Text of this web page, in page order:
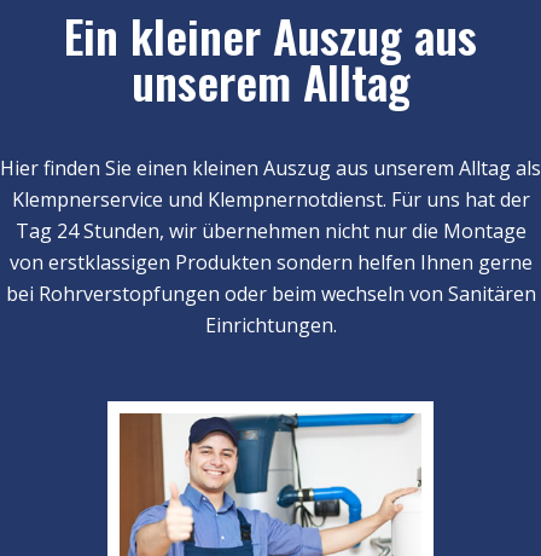
Ein kleiner Auszug aus
unserem Alltag
Hier finden Sie einen kleinen Auszug aus unserem Alltag als
Klempnerservice und Klempnernotdienst. Für uns hat der
Tag 24 Stunden, wir übernehmen nicht nur die Montage
von erstklassigen Produkten sondern helfen Ihnen gerne
bei Rohrverstopfungen oder beim wechseln von Sanitären
Einrichtungen.